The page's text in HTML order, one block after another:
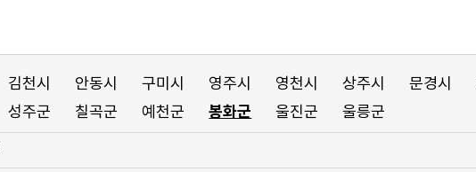
김천시 안동시 구미시 영주시 영천시 상주시 문경시
성주군 칠곡군 예천군 봉화군 울진군
울릉군